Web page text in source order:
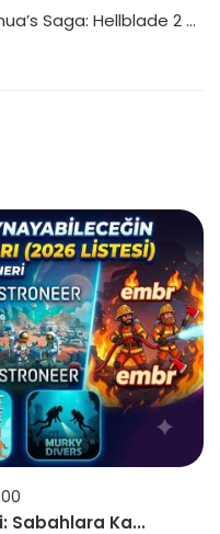
Senua’s Saga: Hellblade 2 PS5’e Geliyor – Çıkış Tarihi, Fiyatı ve Yenilikler
Sabahlara Ka...